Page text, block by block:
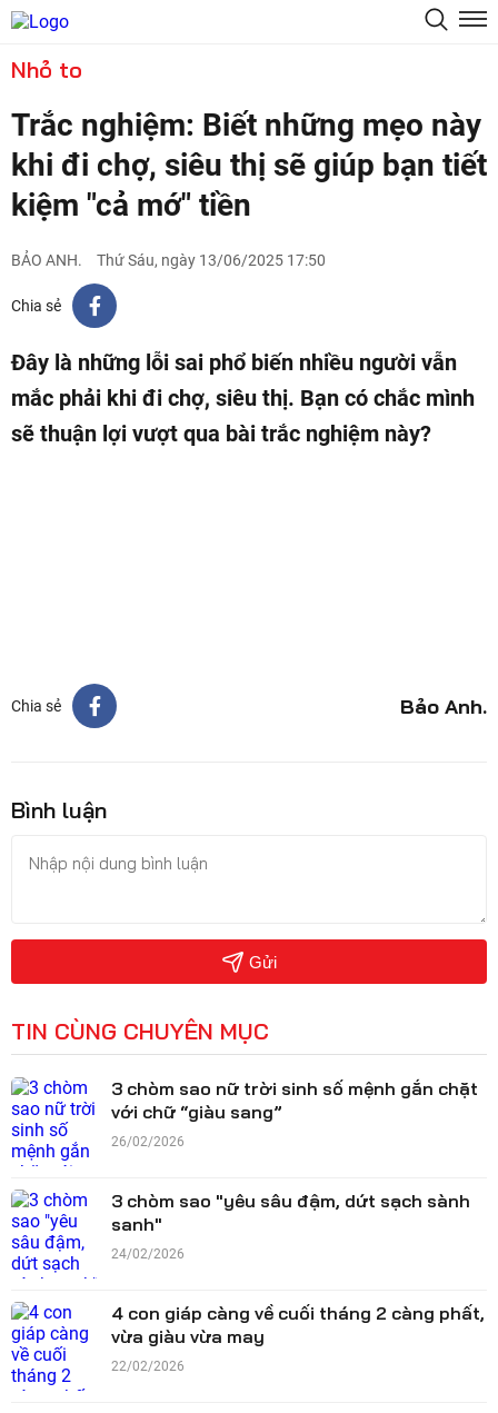
Nhỏ to
Trắc nghiệm: Biết những mẹo này
khi đi chợ, siêu thị sẽ giúp bạn tiết
kiệm "cả mớ" tiền
BẢO ANH. Thứ Sáu, ngày 13/06/2025 17:50
Chia sẻ
Đây là những lỗi sai phổ biến nhiều người vẫn
mắc phải khi đi chợ, siêu thị. Bạn có chắc mình
sẽ thuận lợi vượt qua bài trắc nghiệm này?
Chia sẻ Bảo Anh.
Bình luận
Gửi
TIN CÙNG CHUYÊN MỤC
3 chòm sao nữ trời sinh số mệnh gắn chặt
với chữ “giàu sang”
26/02/2026
3 chòm sao "yêu sâu đậm, dứt sạch sành
sanh"
24/02/2026
4 con giáp càng về cuối tháng 2 càng phất,
vừa giàu vừa may
22/02/2026